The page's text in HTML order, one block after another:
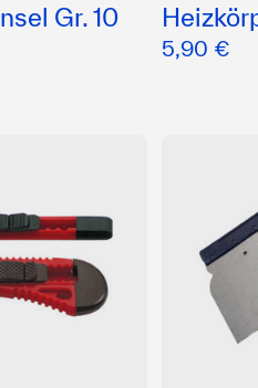
Gr. 10
5,90 €